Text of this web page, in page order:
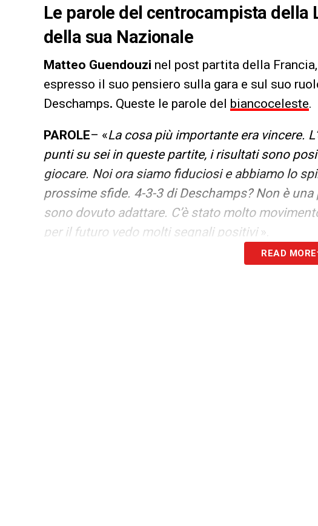
Le parole del centrocampista della
della sua Nazionale
Matteo Guendouzi nel post partita della
espresso il suo pensiero sulla gara e sul suo
Deschamps. Queste le parole del biancoceleste.
PAROLE– «La cosa più importante era vincere.
punti su sei in queste partite, i risultati sono
giocare. Noi ora siamo fiduciosi e abbiamo lo
prossime sfide. 4-3-3 di Deschamps? Non è
sono dovuto adattare. C’è stato molto
per il futuro vedo molti segnali positivi».
LA PLAYLIST DELLE NOSTRE TOP NEWS
READ MORE